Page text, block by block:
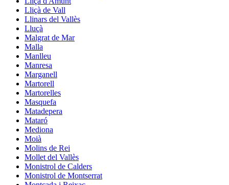
Lliçà de Vall
Llinars del Vallès
Lluçà
Malgrat de Mar
Malla
Manlleu
Manresa
Marganell
Martorell
Martorelles
Masquefa
Matadepera
Mataró
Mediona
Moià
Molins de Rei
Mollet del Vallès
Monistrol de Calders
Monistrol de Montserrat